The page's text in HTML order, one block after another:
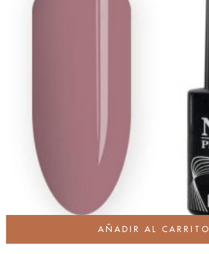
AÑADIR AL CARRITO